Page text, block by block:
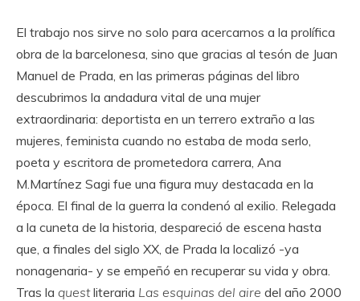
El trabajo nos sirve no solo para acercarnos a la prolífica
obra de la barcelonesa, sino que gracias al tesón de Juan
Manuel de Prada, en las primeras páginas del libro
descubrimos la andadura vital de una mujer
extraordinaria: deportista en un terrero extraño a las
mujeres, feminista cuando no estaba de moda serlo,
poeta y escritora de prometedora carrera, Ana
M.Martínez Sagi fue una figura muy destacada en la
época. El final de la guerra la condenó al exilio. Relegada
a la cuneta de la historia, despareció de escena hasta
que, a finales del siglo XX, de Prada la localizó -ya
nonagenaria- y se empeñó en recuperar su vida y obra.
Tras la questliteraria Las esquinas del aire del año 2000